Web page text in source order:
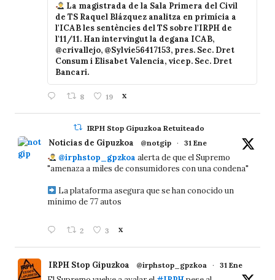
La magistrada de la Sala Primera del Civil
de TS Raquel Blázquez analitza en primícia a
l'ICAB les sentències del TS sobre l'IRPH de
l'11/11. Han intervingut la degana ICAB,
@crivallejo, @Sylvie56417153, pres. Sec. Dret
Consum i Elisabet Valencia, vicep. Sec. Dret
Bancari.
8 19 X
IRPH Stop Gipuzkoa Retuiteado
Noticias de Gipuzkoa @notgip · 31 Ene
@irphstop_gpzkoa alerta de que el Supremo
"amenaza a miles de consumidores con una condena"
La plataforma asegura que se han conocido un
mínimo de 77 autos
2 3 X
IRPH Stop Gipuzkoa @irphstop_gpzkoa · 31 Ene